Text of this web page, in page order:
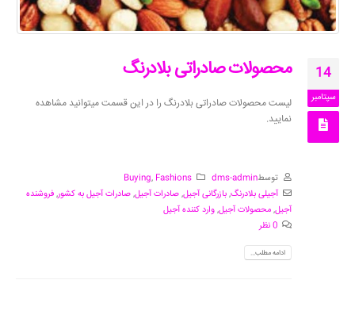
14
سپتامبر
محصولات صادراتی بلادرنگ
لیست محصولات صادراتی بلادرنگ را در این قسمت میتوانید مشاهده
نمایید.
توسطdms-admin
Buying, Fashions
آجیلی بلادرنگ,بازرگانی آجیل,صادرات آجیل,صادرات آجیل به کشور,فروشنده
آجیل,محصولات آجیل,وارد کننده آجیل
0 نظر
ادامه مطلب...